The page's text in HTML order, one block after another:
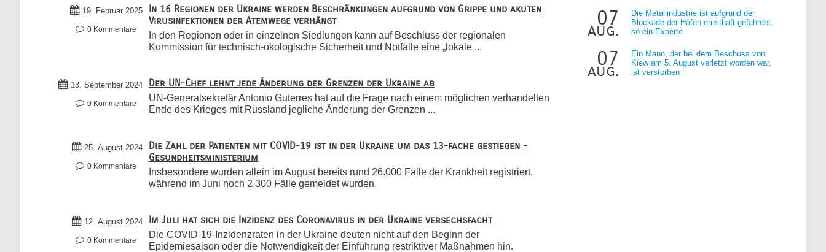
19. Februar 2025
0 Kommentare
In 16 Regionen der Ukraine werden Beschränkungen aufgrund von Grippe und akuten
Virusinfektionen der Atemwege verhängt
In den Regionen oder in einzelnen Siedlungen kann auf Beschluss der regionalen
Kommission für technisch-ökologische Sicherheit und Notfälle eine „lokale ...
13. September 2024
0 Kommentare
Der UN-Chef lehnt jede Änderung der Grenzen der Ukraine ab
UN-Generalsekretär Antonio Guterres hat auf die Frage nach einem möglichen verhandelten
Ende des Krieges mit Russland jegliche Änderung der Grenzen ...
25. August 2024
0 Kommentare
Die Zahl der Patienten mit COVID-19 ist in der Ukraine um das 13-fache gestiegen -
Gesundheitsministerium
Insbesondere wurden allein im August bereits rund 26.000 Fälle der Krankheit registriert,
während im Juni noch 2.300 Fälle gemeldet wurden.
12. August 2024
0 Kommentare
Im Juli hat sich die Inzidenz des Coronavirus in der Ukraine versechsfacht
Die COVID-19-Inzidenzraten in der Ukraine deuten nicht auf den Beginn der
Epidemiesaison oder die Notwendigkeit der Einführung restriktiver Maßnahmen hin.
07
aug.
Die Metallindustrie ist aufgrund der
Blockade der Häfen ernsthaft gefährdet,
so ein Experte
07
aug.
Ein Mann, der bei dem Beschuss von
Kiew am 5. August verletzt worden war,
ist verstorben